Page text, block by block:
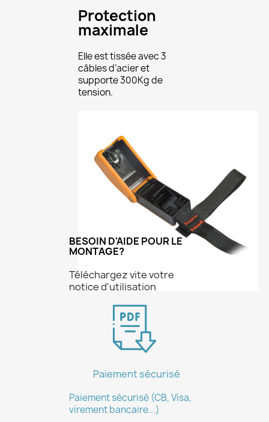
Protection
maximale
Elle est tissée avec 3
câbles d’acier et
supporte 300Kg de
tension.
BESOIN D'AIDE POUR LE
MONTAGE?
Téléchargez vite votre
notice d'utilisation
Paiement sécurisé
Paiement sécurisé (CB, Visa,
virement bancaire...)
Créer une liste d'envies ×
Nom de la liste d'envies